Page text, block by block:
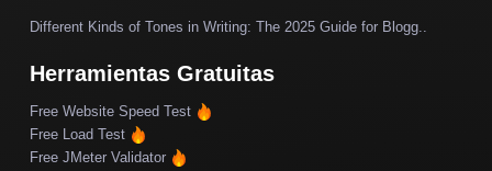
Different Kinds of Tones in Writing: The 2025 Guide for Blogg..
Herramientas Gratuitas
Free Website Speed Test
Free Load Test
Free JMeter Validator